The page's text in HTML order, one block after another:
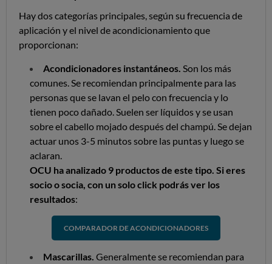
Hay dos categorías principales, según su frecuencia de
aplicación y el nivel de acondicionamiento que
proporcionan:
Acondicionadores instantáneos. Son los más
comunes. Se recomiendan principalmente para las
personas que se lavan el pelo con frecuencia y lo
tienen poco dañado. Suelen ser líquidos y se usan
sobre el cabello mojado después del champú. Se dejan
actuar unos 3-5 minutos sobre las puntas y luego se
aclaran.
OCU ha analizado 9 productos de este tipo. Si eres
socio o socia, con un solo click podrás ver los
resultados:
COMPARADOR DE ACONDICIONADORES
Mascarillas. Generalmente se recomiendan para